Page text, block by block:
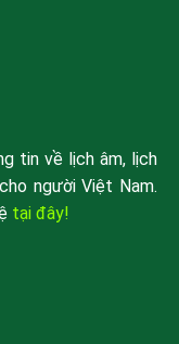
tin về lịch âm, lịch
người Việt Nam.
tại đây!